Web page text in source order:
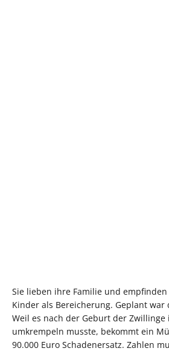
Sie lieben ihre Familie und
Kinder als Bereicherung. Geplant
Weil es nach der Geburt der
umkrempeln musste, bekommt ein
90.000 Euro Schadenersatz. Zahlen